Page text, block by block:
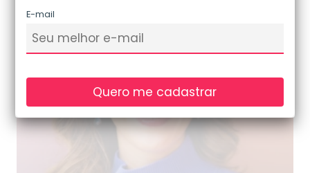
E-mail
Quero me cadastrar